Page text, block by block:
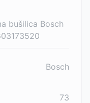
bušilica Bosch
Bosch
73